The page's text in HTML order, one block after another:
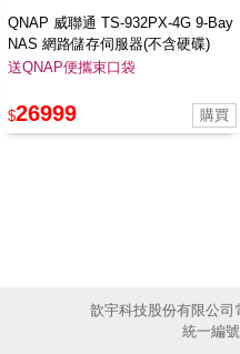
QNAP 威聯通 TS-932PX-4G 9-Bay
NAS 網路儲存伺服器(不含硬碟)
送QNAP便攜束口袋
$26999
歆宇科技股份有限公
統一編